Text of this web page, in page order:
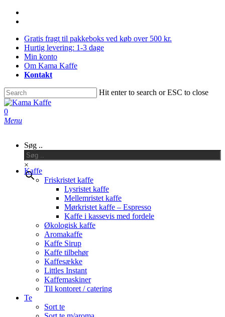
Skip
contentGratis fragt til pakkeboks ved køb over 500 kr.
Hurtig levering: 1-3 dage
Min konto
Om Kama Kaffe
Kontakt
Hit enter to search or ESC to close
Close
Search
0
Menu
Søg ..
×
Kaffe
Friskristet kaffe
Lysristet kaffe
Mellemristet kaffe
Mørkristet kaffe – Espresso
Kaffe i kassevis med fordele
Økologisk kaffe
Aromakaffe
Kaffe Sirup
Kaffe tilbehør
Kaffesække
Littles Instant
Kaffemaskiner
Til kontoret / catering
Te
Sort te